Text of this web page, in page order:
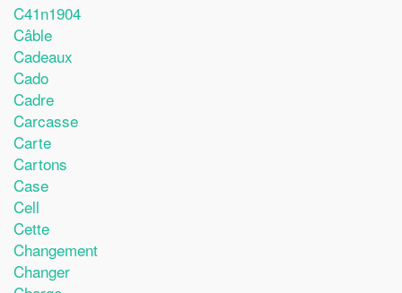
C41n1904
Câble
Cadeaux
Cado
Cadre
Carcasse
Carte
Cartons
Case
Cell
Cette
Changement
Changer